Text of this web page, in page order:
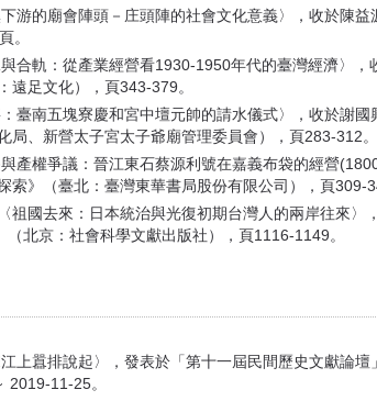
游的廟會陣頭－庄頭陣的社會文化意義〉，收於陳益
。
合軌：從產業經營看1930-1950年代的臺灣經濟〉，
遠足文化），頁343-379。
臺南五塊寮慶和宮中壇元帥的請水儀式〉，收於謝
局、新營太子宮太子爺廟管理委員會），頁283-312。
產權爭議：晉江東石蔡源利號在嘉義布袋的經營
索》（臺北：臺灣東華書局股份有限公司），頁309-
祖國去來：日本統治與光復初期台灣人的兩岸往來〉
北京：社會科學文獻出版社），頁1116-1149。
上囂排說起〉，發表於「第十一屆民間歷史文獻論
2019-11-25。